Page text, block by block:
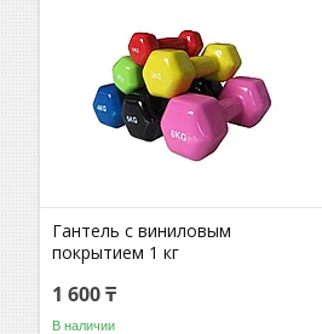
Гантель с виниловым
покрытием 1 кг
1 600 ₸
В наличии